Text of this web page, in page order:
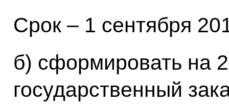
Срок – 1 сентября
б) сформировать на
государственный